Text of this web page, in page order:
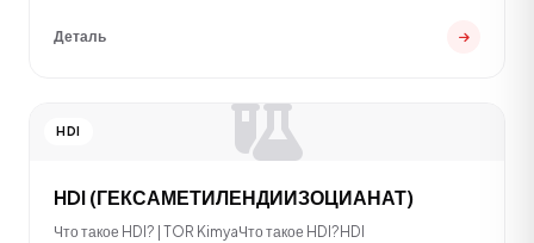
Деталь
HDI
HDI (ГЕКСАМЕТИЛЕНДИИЗОЦИАНАТ)
Что такое HDI? | TOR KimyaЧто такое HDI?HDI